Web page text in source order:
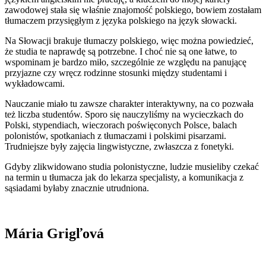
zawodowej stała się właśnie znajomość polskiego, bowiem zostałam
tłumaczem przysięgłym z języka polskiego na język słowacki.
Na Słowacji brakuje tłumaczy polskiego, więc można powiedzieć,
że studia te naprawdę są potrzebne. I choć nie są one łatwe, to
wspominam je bardzo miło, szczególnie ze względu na panującę
przyjazne czy wręcz rodzinne stosunki między studentami i
wykładowcami.
Nauczanie miało tu zawsze charakter interaktywny, na co pozwała
też liczba studentów. Sporo się nauczyliśmy na wycieczkach do
Polski, stypendiach, wieczorach poświęconych Polsce, balach
polonistów, spotkaniach z tłumaczami i polskimi pisarzami.
Trudniejsze były zajęcia lingwistyczne, zwłaszcza z fonetyki.
Gdyby zlikwidowano studia polonistyczne, ludzie musieliby czekać
na termin u tłumacza jak do lekarza specjalisty, a komunikacja z
sąsiadami byłaby znacznie utrudniona.
Mária Grigľová